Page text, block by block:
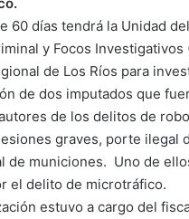
60 días tendrá la Unidad
y Focos Investigativos
de Los Ríos para
de dos imputados que
de los delitos de
graves, porte ilegal
de municiones. Uno de
el delito de microtráfico.
estuvo a cargo del